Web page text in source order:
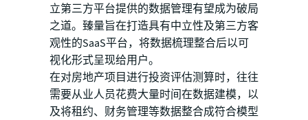
立第三方平台提供的数据管理有望成为破局
之道。臻量旨在打造具有中立性及第三方客
观性的SaaS平台，将数据梳理整合后以可
视化形式呈现给用户。
在对房地产项目进行投资评估测算时，往往
需要从业人员花费大量时间在数据建模，以
及将租约、财务管理等数据整合成符合模型